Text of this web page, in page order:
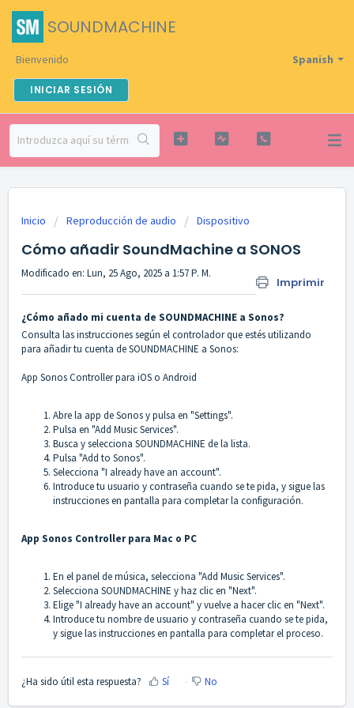
SOUNDMACHINE
Spanish
Bienvenido
INICIAR SESIÓN
Inicio Reproducción de audio Dispositivo
Cómo añadir SoundMachine a SONOS
Imprimir
Modificado en: Lun, 25 Ago, 2025 a 1:57 P. M.
¿Cómo añado mi cuenta de SOUNDMACHINE a Sonos?
Consulta las instrucciones según el controlador que estés utilizando
para añadir tu cuenta de SOUNDMACHINE a Sonos:
App Sonos Controller para iOS o Android
Abre la app de Sonos y pulsa en "Settings".
Pulsa en "Add Music Services".
Busca y selecciona SOUNDMACHINE de la lista.
Pulsa "Add to Sonos".
Selecciona "I already have an account".
Introduce tu usuario y contraseña cuando se te pida, y sigue las
instrucciones en pantalla para completar la configuración.
App Sonos Controller para Mac o PC
En el panel de música, selecciona "Add Music Services".
Selecciona SOUNDMACHINE y haz clic en "Next".
Elige "I already have an account" y vuelve a hacer clic en "Next".
Introduce tu nombre de usuario y contraseña cuando se te pida,
y sigue las instrucciones en pantalla para completar el proceso.
¿Ha sido útil esta respuesta? Sí No